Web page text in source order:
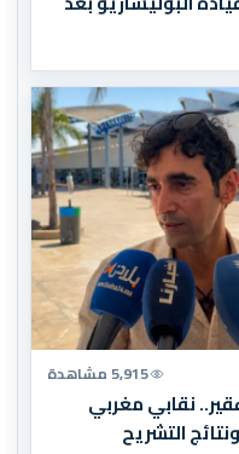
5,915 مشاهدة
نقابي مغربي
التشريح